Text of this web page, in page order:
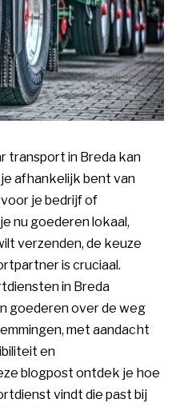
transport in Breda kan
afhankelijk bent van
je bedrijf of
nu goederen lokaal,
verzenden, de keuze
is cruciaal.
in Breda
goederen over de weg
met aandacht
en
blogpost ontdek je hoe
vindt die past bij